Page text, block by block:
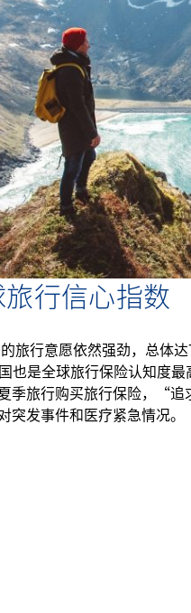
行信心指数
旅行意愿依然强劲，总体
也是全球旅行保险认知度
季旅行购买旅行保险，“
发事件和医疗紧急情况。